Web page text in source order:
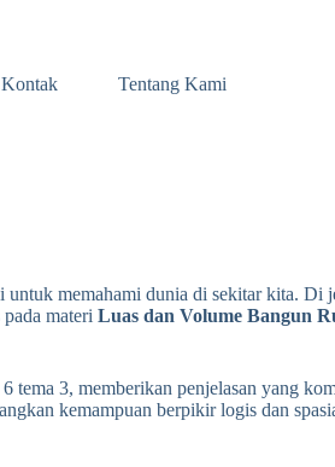
Kontak Tentang Kami
memahami dunia di sekitar kita. Di
materi Luas dan Volume Bangun
3, memberikan penjelasan yang
kemampuan berpikir logis dan